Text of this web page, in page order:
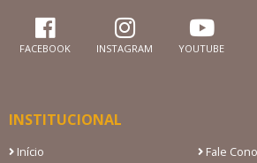
FACEBOOK INSTAGRAM YOUTUBE
INSTITUCIONAL
Início
Fale